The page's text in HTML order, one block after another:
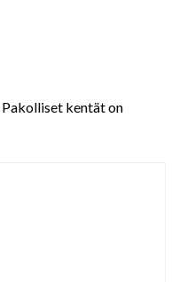
Pakolliset kentät on